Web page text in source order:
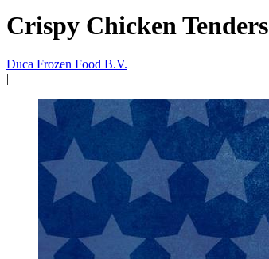
Crispy Chicken Tenders
Duca Frozen Food B.V.
|